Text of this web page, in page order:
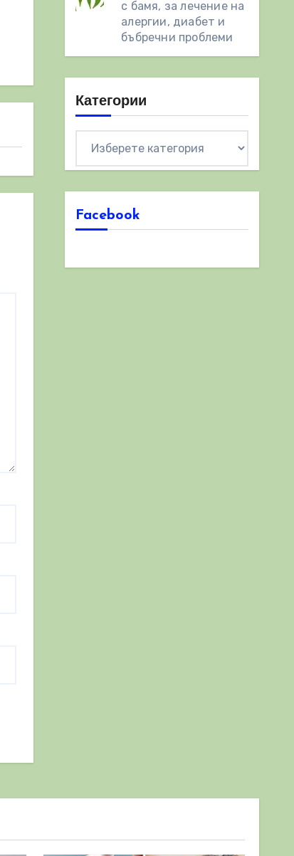
с бамя, за лечение на
алергии, диабет и
бъбречни проблеми
Категории
Facebook